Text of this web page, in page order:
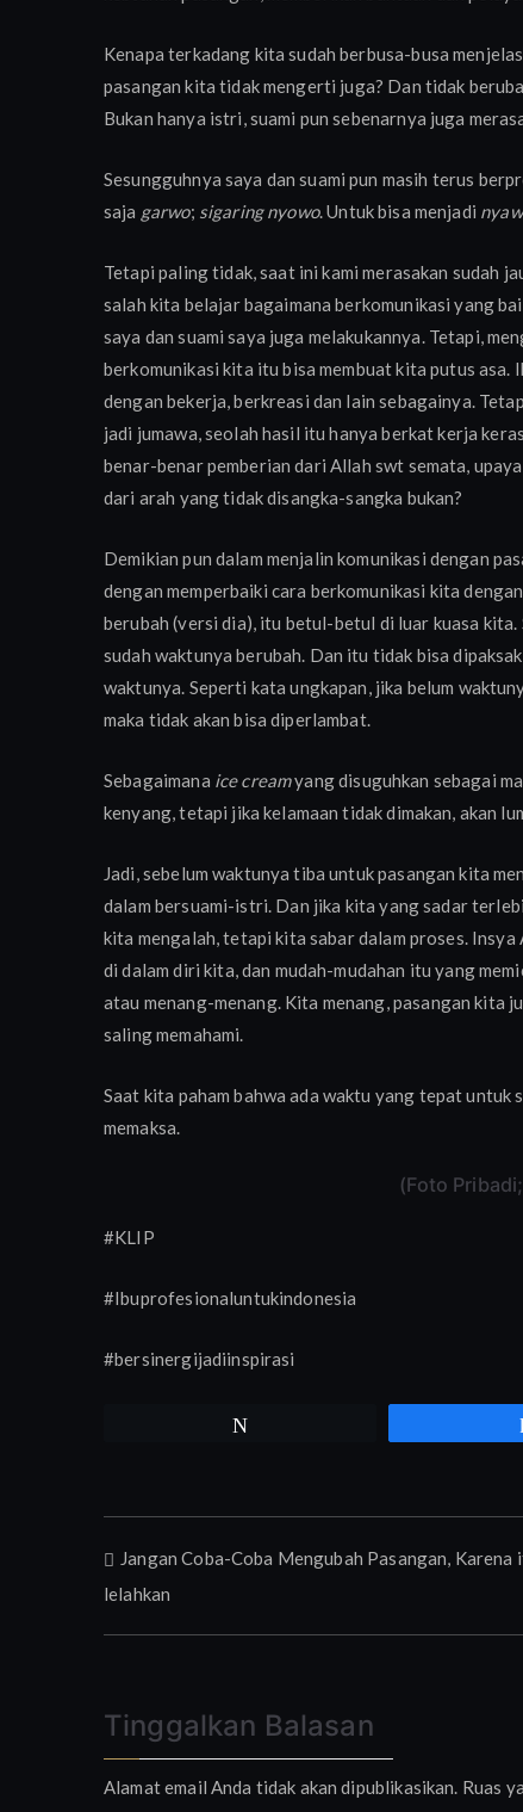
Kenapa terkadang kita sudah berbusa-busa
pasangan kita tidak mengerti juga? Dan tidak
Bukan hanya istri, suami pun sebenarnya juga
Sesungguhnya saya dan suami pun masih terus
saja garwo; sigaring nyowo. Untuk bisa menjadi
Tetapi paling tidak, saat ini kami merasakan sudah
salah kita belajar bagaimana berkomunikasi yang
saya dan suami saya juga melakukannya. Tetapi,
berkomunikasi kita itu bisa membuat kita putus
dengan bekerja, berkreasi dan lain sebagainya.
jadi jumawa, seolah hasil itu hanya berkat kerja
benar-benar pemberian dari Allah swt semata,
dari arah yang tidak disangka-sangka bukan?
Demikian pun dalam menjalin komunikasi dengan
dengan memperbaiki cara berkomunikasi kita
berubah (versi dia), itu betul-betul di luar kuasa kita.
sudah waktunya berubah. Dan itu tidak bisa
waktunya. Seperti kata ungkapan, jika belum
maka tidak akan bisa diperlambat.
Sebagaimana ice creamyang disuguhkan sebagai
kenyang, tetapi jika kelamaan tidak dimakan, akan
Jadi, sebelum waktunya tiba untuk pasangan kita
dalam bersuami-istri. Dan jika kita yang sadar
kita mengalah, tetapi kita sabar dalam proses.
di dalam diri kita, dan mudah-mudahan itu yang
atau menang-menang. Kita menang, pasangan kita
saling memahami.
Saat kita paham bahwa ada waktu yang tepat
memaksa.
(Foto
#KLIP
#Ibuprofesionaluntukindonesia
#bersinergijadiinspirasi
Navigasi
pos
Jangan Coba-Coba Mengubah Pasangan, Karena
lelahkan
Tinggalkan Balasan
Alamat email Anda tidak akan dipublikasikan. Ruas